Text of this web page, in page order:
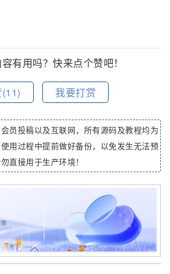
有用吗？快来点个赞吧！
(11) 我要打赏
员投稿以及互联网，所有源码及教程均为
用过程中提前做好备份，以免发生无法预
直接用于生产环境！